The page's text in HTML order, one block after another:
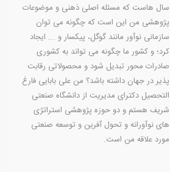
سال هاست که مسئله اصلی ذهنی و موضوعات
پژوهشی من این است که چگونه می توان
سازمانی نوآور مانند گوگل، پیکسار و ... ایجاد
کرد؛ و کشور ما چگونه می تواند به کشوری
صادرات محور تبدیل شود و محصولاتی رقابت
پذیر در جهان داشته باشد؟ من علی بابایی فارغ
التحصیل دکترای مدیریت از دانشگاه صنعتی
شریف هستم و دو حوزه پژوهشی استراتژی
های نوآورانه و تحول آفرین و توسعه صنعتی
مورد علاقه من است.